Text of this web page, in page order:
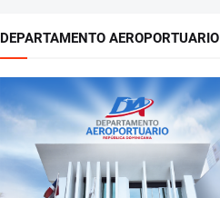
DEPARTAMENTO AEROPORTUARIO